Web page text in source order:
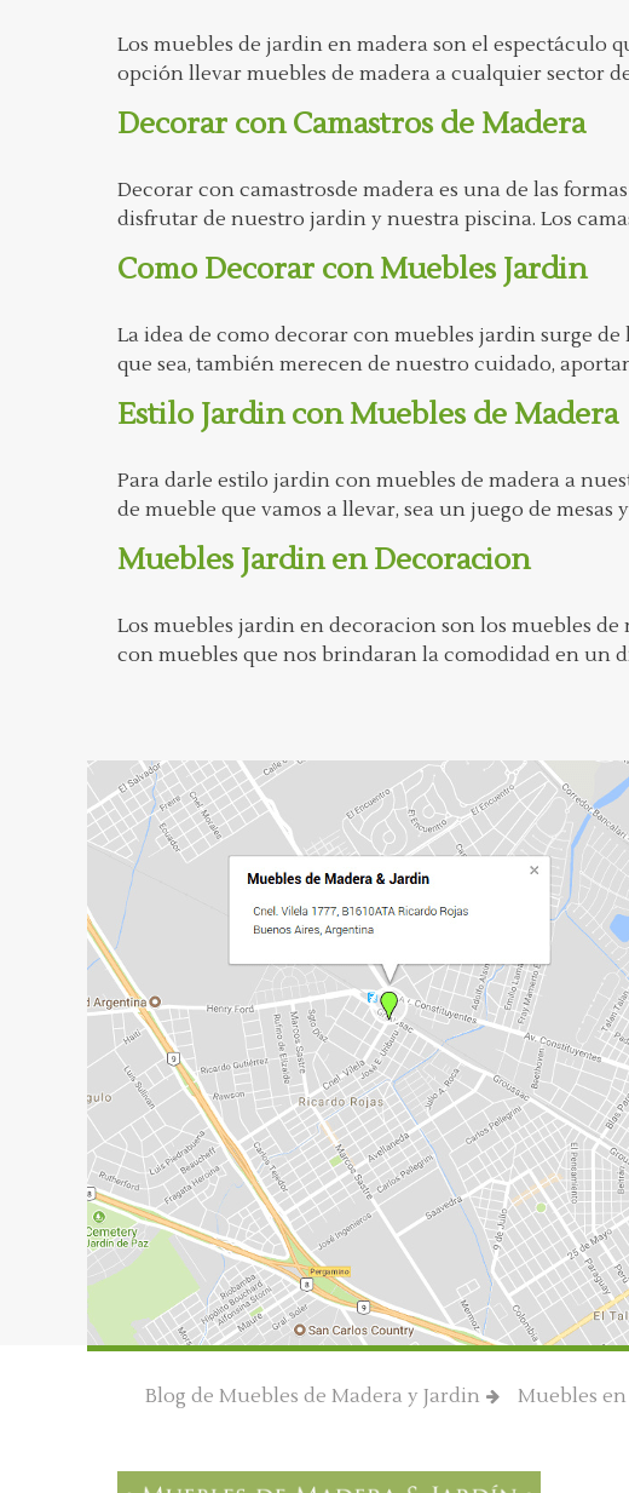
Los muebles de jardin en madera son el espectáculo
opción llevar muebles de madera a cualquier sector
Decorar con Camastros de Madera
Decorar con camastrosde madera es una de las
disfrutar de nuestro jardin y nuestra piscina. Los
Como Decorar con Muebles Jardin
La idea de como decorar con muebles jardin surge
que sea, también merecen de nuestro cuidado,
Estilo Jardin con Muebles de Madera
Para darle estilo jardin con muebles de madera a
de mueble que vamos a llevar, sea un juego de
Muebles Jardin en Decoracion
Los muebles jardin en decoracion son los muebles
con muebles que nos brindaran la comodidad en un
Blog de Muebles de Madera y Jardin Muebles